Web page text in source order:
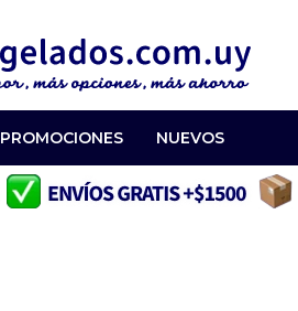
PROMOCIONES NUEVOS